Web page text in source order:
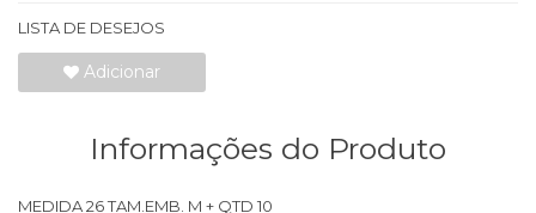
LISTA DE DESEJOS
Adicionar
Informações do Produto
MEDIDA 26 TAM.EMB. M + QTD 10